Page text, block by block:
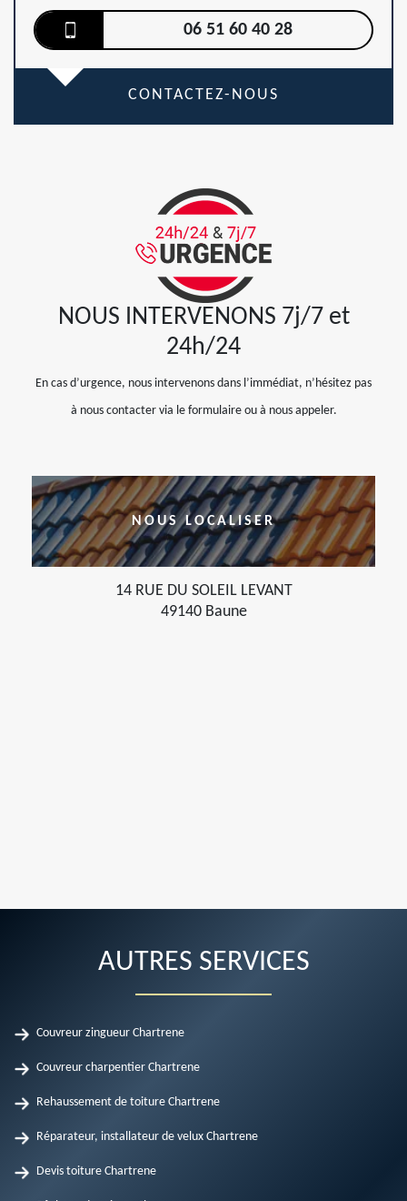
06 51 60 40 28
CONTACTEZ-NOUS
NOUS INTERVENONS 7j/7 et
24h/24
En cas d’urgence, nous intervenons dans l’immédiat, n’hésitez pas
à nous contacter via le formulaire ou à nous appeler.
NOUS LOCALISER
14 RUE DU SOLEIL LEVANT
49140 Baune
AUTRES SERVICES
Couvreur zingueur Chartrene
Couvreur charpentier Chartrene
Rehaussement de toiture Chartrene
Réparateur, installateur de velux Chartrene
Devis toiture Chartrene